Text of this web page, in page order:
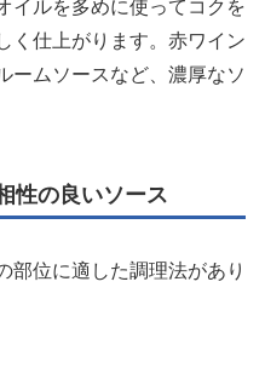
イルを多めに使ってコクを
く仕上がります。赤ワイン
ームソースなど、濃厚なソ
性の良いソース
部位に適した調理法があり